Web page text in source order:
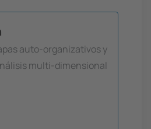
auto-organizativos y
multi-dimensional